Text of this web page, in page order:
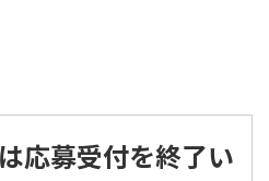
応募受付を終了い